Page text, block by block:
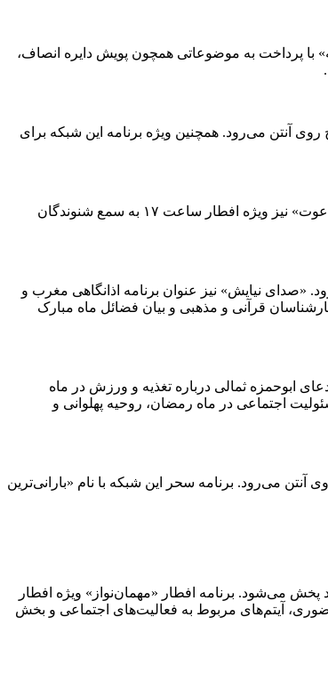
با عنوان «الهیه» با پرداخت به موضوعاتی همچون پویش دایره انصاف،
آنتن می‌رود. همچنین ویژه برنامه این شبکه برای
شبکه رادیویی معارف برنامه سحرگاهی را با نام «بهشت اجابت» ساعت ۳:۳۵ پخش می‌کند. این برنامه شامل بخش‌های متفاوت است. همچنین برنامه «دعوت» نیز ویژه افطار ساعت ۱۷ به سمع شنوندگان
«صدای نیایش» نیز عنوان برنامه اذانگاهی مغرب و
و تلاوت‌های کوتاه، گفت‌وگو با کارشناسان قرآنی و مذهبی و بیان فضائل ماه مبارک
ابوحمزه ثمالی درباره تغذیه و ورزش در ماه
با ورزشکاران درباره مسئولیت اجتماعی در ماه رمضان، روحیه پهلوانی و
و بازگشت انسان به خویشتن خویش و توجه ویژه بر اصل انصاف ساعت ۱۷:۳۰ از رادیو سلامت روی آنتن می‌رود. برنامه سحر این شبکه با نام «بارانی‌ترین
می‌شود. برنامه افطار «مهمان‌نواز» ویژه افطار
حضوری، آیتم‌های مربوط به فعالیت‌های اجتماعی و بخش